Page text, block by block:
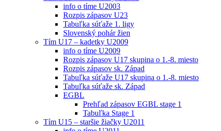
info o tíme U2003
Rozpis zápasov U23
Tabuľka súťaže 1. ligy
Slovenský pohár žien
Tím U17 – kadetky U2009
info o tíme U2009
Rozpis zápasov U17 skupina o 1.-8. miesto
Rozpis zápasov sk. Západ
Tabuľka súťaže U17 skupina o 1.-8. miesto
Tabuľka súťaže sk. Západ
EGBL
Prehľad zápasov EGBL stage 1
Tabuľka Stage 1
Tím U15 – staršie žiačky U2011